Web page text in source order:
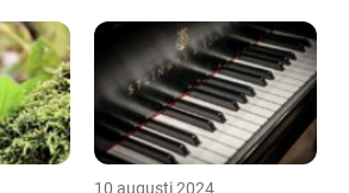
10 augusti 2024